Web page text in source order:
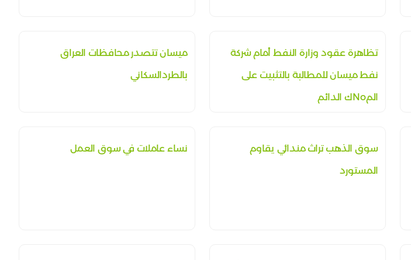
تظاهرة عقود وزارة النفط أمام شركة
نفط ميسان للمطالبة بالتثبيت على
المNoك الدائم
ميسان تتصدر محافظات العراق
بالطردالسكاني
سوق الذهب تراث مندائي يقاوم
المستورد
نساء عاملات في سوق العمل